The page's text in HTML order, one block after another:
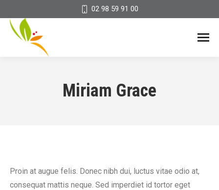
02 98 59 91 00
Miriam Grace
Proin at augue felis. Donec nibh dui, luctus vitae odio at,
consequat mattis neque. Sed imperdiet id tortor eget